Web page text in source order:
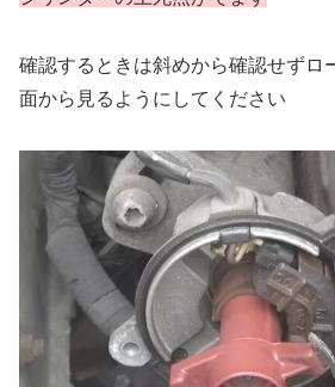
確認するときは斜めから確認せずロ
面から見るようにしてください